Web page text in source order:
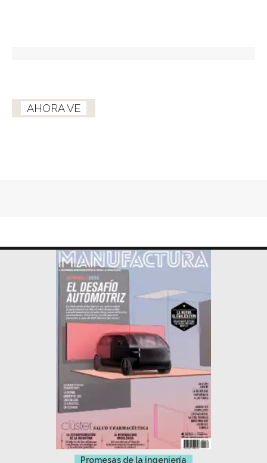
AHORA VE
Promesas de la ingeniería